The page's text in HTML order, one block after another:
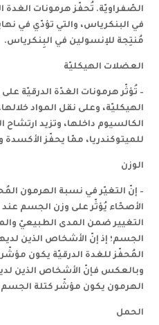
الصّفراويّة. تُحفّز هرمونات الغدة
في البنكرياس، والتي تؤدّي في
مُنتِجة للإنسولين في البِنكرياس.
العضلات الهيكليّة
– تُؤثّر هرمونات الغدّة الدرقيّة
الهيكليّة، وعلى نقل المواد
الكالسيوم داخلها، وتزيد ارتشاح
للميتوكندريا، ممّا يحفّز
الوزن
– إنّ التغيّر في نسبة الهرمون
الأصحّاء يُؤثّر على وزن الجسم عند
التغيير ضمن المدى الطبيعيّ
الجسم؛ إذ إنّ الأشخاص الذين
المُحفّز للغدة الدرقيّة يكون
وبالعكس فإنّ الأشخاص الذين
الهرمون يكون مؤشّر كتلة الجسم
الحمل